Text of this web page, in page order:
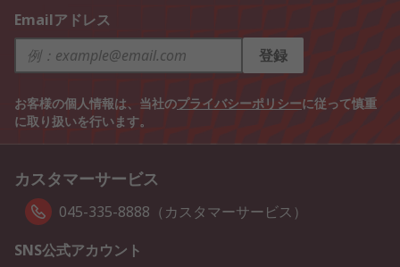
Emailアドレス
登録
お客様の個人情報は、当社のプライバシーポリシーに従って慎重
に取り扱いを行います。
カスタマーサービス
045-335-8888（カスタマーサービス）
SNS公式アカウント